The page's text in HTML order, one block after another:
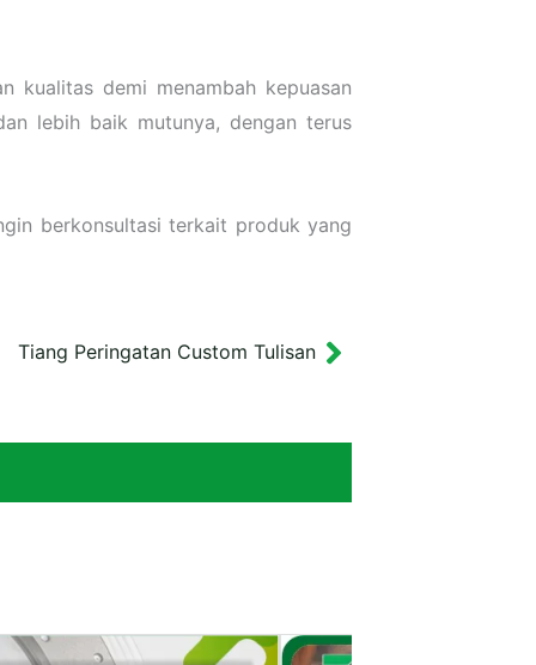
kualitas demi menambah kepuasan
lebih baik mutunya, dengan terus
berkonsultasi terkait produk yang
Tiang Peringatan Custom TulisanNext